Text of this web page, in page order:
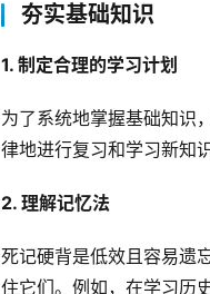
夯实基础知识
1. 制定合理的学习计划
为了系统地掌握基础知识
律地进行复习和学习新知识
2. 理解记忆法
死记硬背是低效且容易遗
住它们。例如，在学习历